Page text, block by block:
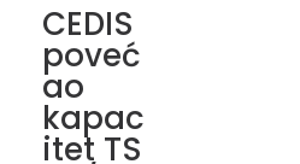
CEDIS
poveć
ao
kapac
itet TS